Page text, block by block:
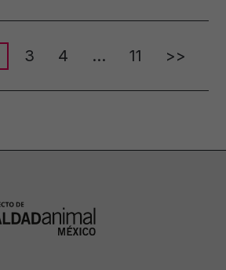
3 4 … 11 >>